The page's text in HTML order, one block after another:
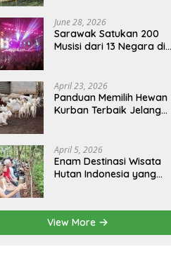
Versi Jiran
June 28, 2026
Sarawak Satukan 200
Musisi dari 13 Negara di
Budaya Borneo
April 23, 2026
Panduan Memilih Hewan
Kurban Terbaik Jelang
April 5, 2026
Enam Destinasi Wisata
Hutan Indonesia yang
View More